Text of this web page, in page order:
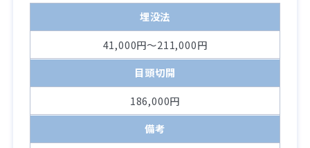
埋没法
41,000円～211,000円
目頭切開
186,000円
備考